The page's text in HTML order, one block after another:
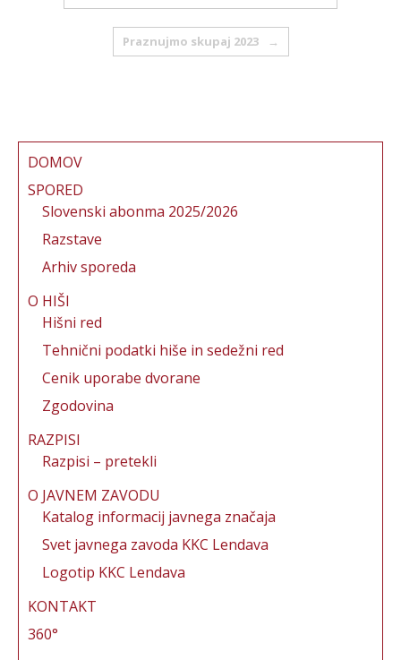
o
Praznujmo skupaj 2023 →
DOMOV
SPORED
Slovenski abonma 2025/2026
Razstave
Arhiv sporeda
O HIŠI
Hišni red
Tehnični podatki hiše in sedežni red
Cenik uporabe dvorane
Zgodovina
RAZPISI
Razpisi – pretekli
O JAVNEM ZAVODU
Katalog informacij javnega značaja
Svet javnega zavoda KKC Lendava
Logotip KKC Lendava
KONTAKT
360°